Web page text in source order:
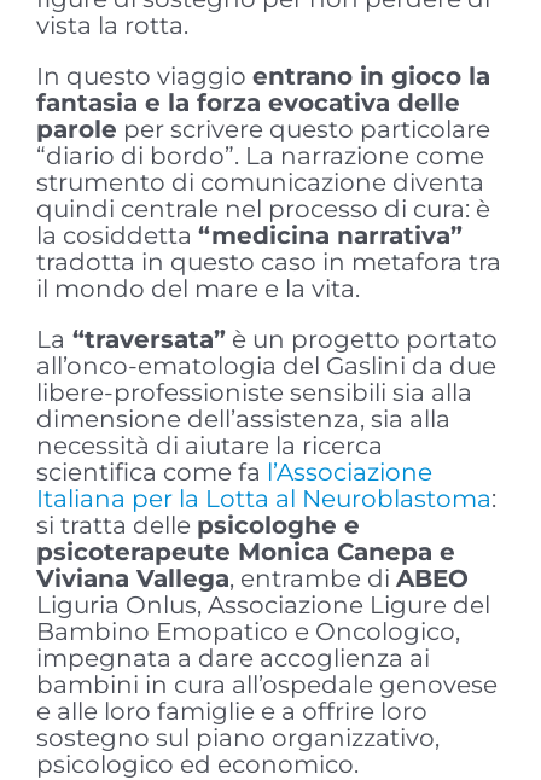
vista la rotta.
In questo viaggio entrano in gioco la
fantasia e la forza evocativa delle
parole per scrivere questo particolare
“diario di bordo”. La narrazione come
strumento di comunicazione diventa
quindi centrale nel processo di cura: è
la cosiddetta “medicina narrativa”
tradotta in questo caso in metafora tra
il mondo del mare e la vita.
La “traversata”è un progetto portato
all’onco-ematologia del Gaslini da due
libere-professioniste sensibili sia alla
dimensione dell’assistenza, sia alla
necessità di aiutare la ricerca
scientifica come fa l’Associazione
Italiana per la Lotta al Neuroblastoma:
si tratta delle psicologhe e
psicoterapeute Monica Canepa e
Viviana Vallega, entrambe di ABEO
Liguria Onlus, Associazione Ligure del
Bambino Emopatico e Oncologico,
impegnata a dare accoglienza ai
bambini in cura all’ospedale genovese
e alle loro famiglie e a offrire loro
sostegno sul piano organizzativo,
psicologico ed economico.